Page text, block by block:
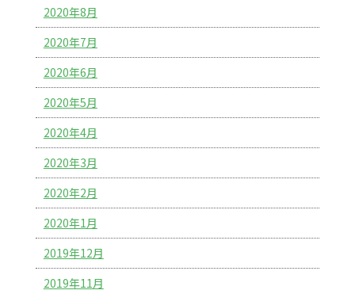
2020年8月
2020年7月
2020年6月
2020年5月
2020年4月
2020年3月
2020年2月
2020年1月
2019年12月
2019年11月